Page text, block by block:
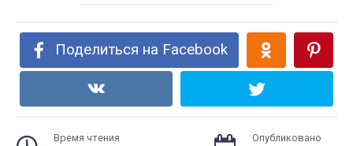
Поделиться на Facebook
Время чтения Опубликовано